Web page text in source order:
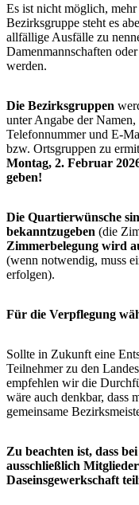
Es ist nicht möglich,
Bezirksgruppe steht es
allfällige Ausfälle zu
Damenmannschaften
werden.
Die Bezirksgruppen
unter Angabe der
Telefonnummer und E-
bzw. Ortsgruppen zu
Montag, 2. Februar
geben!
Die Quartierwünsche
bekanntzugeben (die
Zimmerbelegung wird
(wenn notwendig, muss
erfolgen).
Für die Verpflegung
Sollte in Zukunft eine
Teilnehmer zu den
empfehlen wir die
wäre auch denkbar, dass
gemeinsame
Zu beachten ist, dass
ausschließlich
Daseinsgewerkschaft